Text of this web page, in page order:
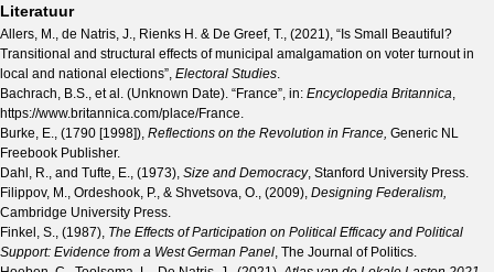
Literatuur
Allers, M., de Natris, J., Rienks H. & De Greef, T., (2021), “Is Small Beautiful?
Transitional and structural effects of municipal amalgamation on voter turnout in
local and national elections”, Electoral Studies.
Bachrach, B.S., et al. (Unknown Date). “France”, in: Encyclopedia Britannica,
https://www.britannica.com/place/France.
Burke, E., (1790 [1998]), Reflections on the Revolution in France, Generic NL
Freebook Publisher.
Dahl, R., and Tufte, E., (1973), Size and Democracy, Stanford University Press.
Filippov, M., Ordeshook, P., & Shvetsova, O., (2009), Designing Federalism,
Cambridge University Press.
Finkel, S., (1987), The Effects of Participation on Political Efficacy and Political
Support: Evidence from a West German Panel, The Journal of Politics.